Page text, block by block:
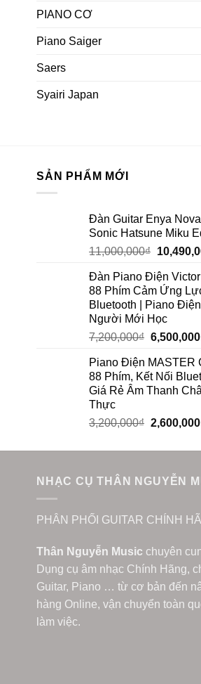
PIANO CƠ
Piano Saiger
Saers
Syairi Japan
SẢN PHẨM MỚI
Đàn Guitar Enya
Sonic Hatsune Miku
11,000,000₫
Đàn Piano Điện
88 Phím Cảm Ứng
Bluetooth | Piano
Người Mới Học
7,200,000₫ 6,500,000
Piano Điện MASTER
88 Phím, Kết Nối
Giá Rẻ Âm Thanh
Thực
3,200,000₫ 2,600,000
NHẠC CỤ THÂN NGUYỄN
PHÂN PHỐI GUITAR CHÍNH
Thân Nguyễn Music chuyên
Dụng cụ âm nhạc Chính Hãng,
Guitar, Piano … từ cơ bản đến
hàng Online, vận chuyển toàn
làm việc.